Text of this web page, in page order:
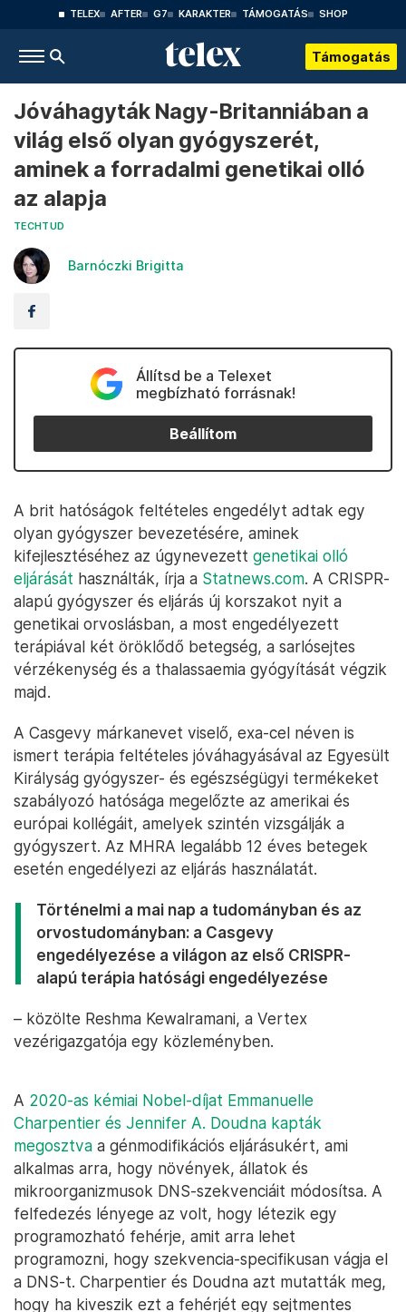
TELEX AFTER G7 KARAKTER TÁMOGATÁS SHOP
Támogatás
Jóváhagyták Nagy-Britanniában a
világ első olyan gyógyszerét,
aminek a forradalmi genetikai olló
az alapja
TECHTUD
Barnóczki Brigitta
Állítsd be a Telexet
megbízható forrásnak!
Beállítom
A brit hatóságok feltételes engedélyt adtak egy
olyan gyógyszer bevezetésére, aminek
kifejlesztéséhez az úgynevezett genetikai olló
eljárását használták, írja a Statnews.com. A CRISPR-
alapú gyógyszer és eljárás új korszakot nyit a
genetikai orvoslásban, a most engedélyezett
terápiával két öröklődő betegség, a sarlósejtes
vérzékenység és a thalassaemia gyógyítását végzik
majd.
A Casgevy márkanevet viselő, exa-cel néven is
ismert terápia feltételes jóváhagyásával az Egyesült
Királyság gyógyszer- és egészségügyi termékeket
szabályozó hatósága megelőzte az amerikai és
európai kollégáit, amelyek szintén vizsgálják a
gyógyszert. Az MHRA legalább 12 éves betegek
esetén engedélyezi az eljárás használatát.
Történelmi a mai nap a tudományban és az
orvostudományban: a Casgevy
engedélyezése a világon az első CRISPR-
alapú terápia hatósági engedélyezése
– közölte Reshma Kewalramani, a Vertex
vezérigazgatója egy közleményben.
A 2020-as kémiai Nobel-díjat Emmanuelle
Charpentier és Jennifer A. Doudna kapták
megosztva a génmodifikációs eljárásukért, ami
alkalmas arra, hogy növények, állatok és
mikroorganizmusok DNS-szekvenciáit módosítsa. A
felfedezés lényege az volt, hogy létezik egy
programozható fehérje, amit arra lehet
programozni, hogy szekvencia-specifikusan vágja el
a DNS-t. Charpentier és Doudna azt mutatták meg,
hogy ha kiveszik ezt a fehérjét egy sejtmentes